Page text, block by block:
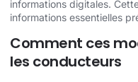
informations digitales.
informations essentielles
Comment ces
les conducteurs